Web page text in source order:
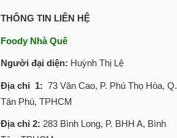
THÔNG TIN LIÊN HỆ
Foody Nhà Quê
Người đại diện: Huỳnh Thị Lệ
Địa chỉ 1: 73 Văn Cao, P. Phú Thọ Hòa, Q.
Tân Phú, TPHCM
Địa chỉ 2: 283 Bình Long, P. BHH A, Bình